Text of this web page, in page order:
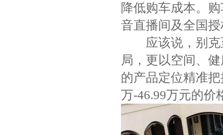
降低购车成本。
音直播间及全国
应该说，别克
局，更以空间、
的产品定位精准
万-46.99万元的价